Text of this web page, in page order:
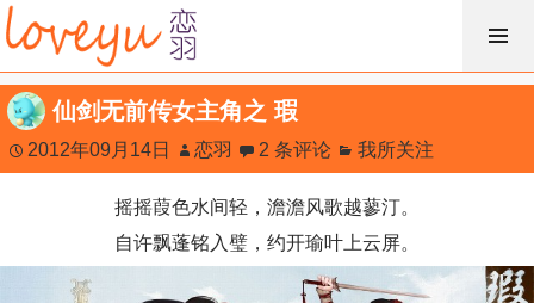
跳
过
内
容
仙剑无前传女主角之 瑕
2012年09月14日 恋羽 2 条评论 我所关注
摇摇葭色水间轻，澹澹风歌越蓼汀。
自许飘蓬铭入璧，约开瑜叶上云屏。